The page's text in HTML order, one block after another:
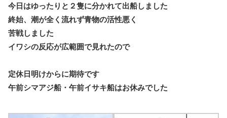
今日はゆったりと２隻に分かれて出船しました
終始、潮が全く流れず青物の活性悪く
苦戦しました
イワシの反応が広範囲で見れたので
定休日明けからに期待です
午前シマアジ船・午前イサキ船はお休みでした